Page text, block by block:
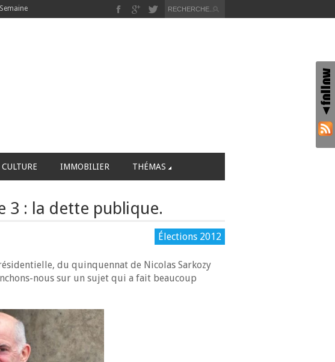
CULTURE IMMOBILIER THÉMAS
3 : la dette publique.
Élections 2012
du quinquennat de Nicolas Sarkozy
nous sur un sujet qui a fait beaucoup